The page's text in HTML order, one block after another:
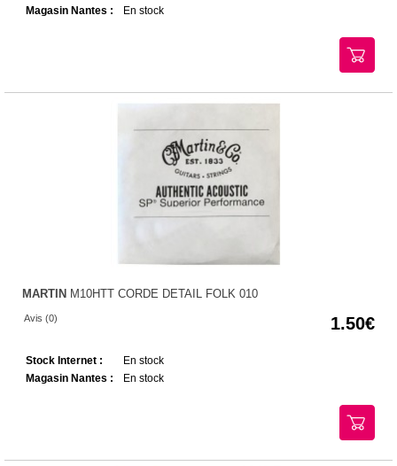
Magasin Nantes :
En stock
MARTIN M10HTT CORDE DETAIL FOLK 010
Avis (0) 1.50
Stock Internet :
En stock
Magasin Nantes :
En stock